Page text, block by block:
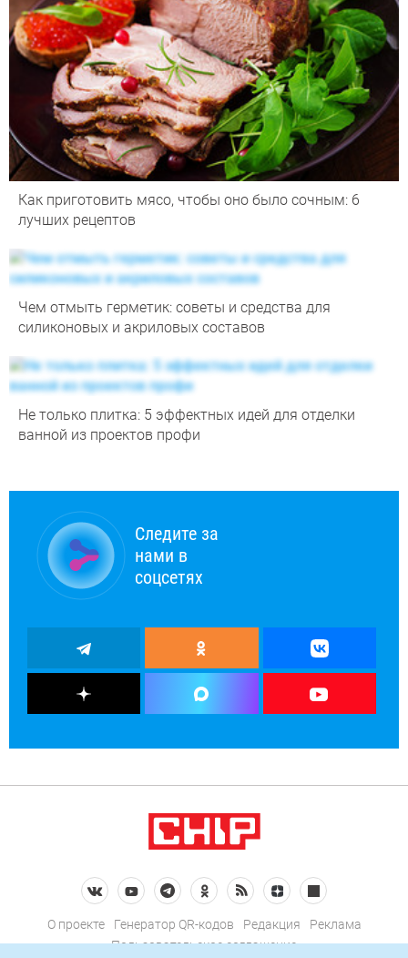
Как приготовить мясо, чтобы оно было сочным: 6
лучших рецептов
Чем отмыть герметик: советы и средства для
силиконовых и акриловых составов
Не только плитка: 5 эффектных идей для отделки
ванной из проектов профи
Следите за
нами в
соцсетях
О проекте Генератор QR-кодов Редакция
Реклама
Пользовательское соглашение